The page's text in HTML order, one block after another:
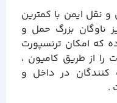
نقل ایمن با کمترین
ناوگان بزرگ حمل و
که امکان ترنسپورت
از طریق کامیون ،
کنندگان در داخل و
.